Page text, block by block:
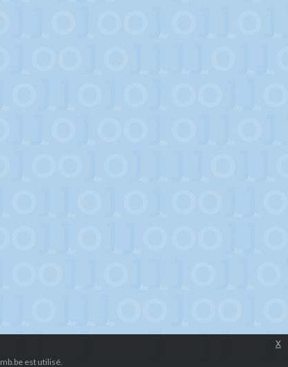
est utilisé.
x